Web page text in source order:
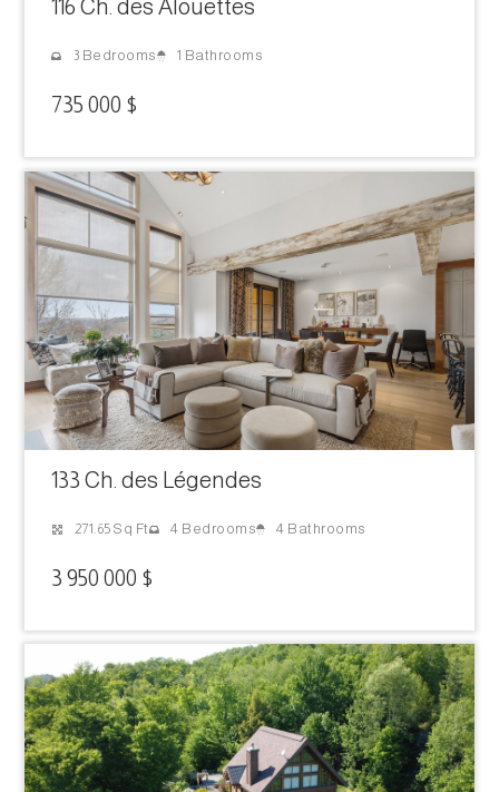
116 Ch. des Alouettes
3 Bedrooms 1 Bathrooms
735 000 $
133 Ch. des Légendes
271.65 Sq Ft 4 Bedrooms 4 Bathrooms
3 950 000 $